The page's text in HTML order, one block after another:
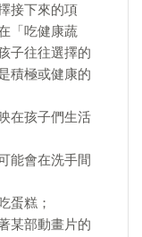
接下來的項
「吃健康蔬
子往往選擇的
積極或健康的
在孩子們生活
能會在洗手間
蛋糕；
某部動畫片的